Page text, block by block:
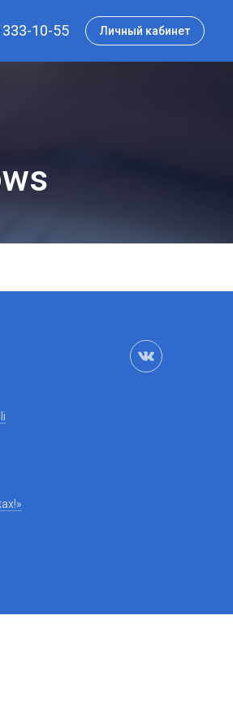
333-10-55 Личный кабинет